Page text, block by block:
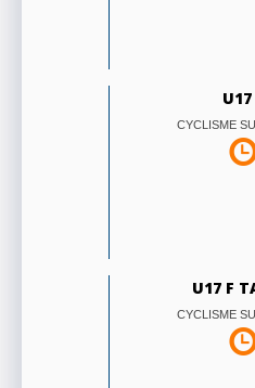
U17
CYCLISME
U17 F
CYCLISME